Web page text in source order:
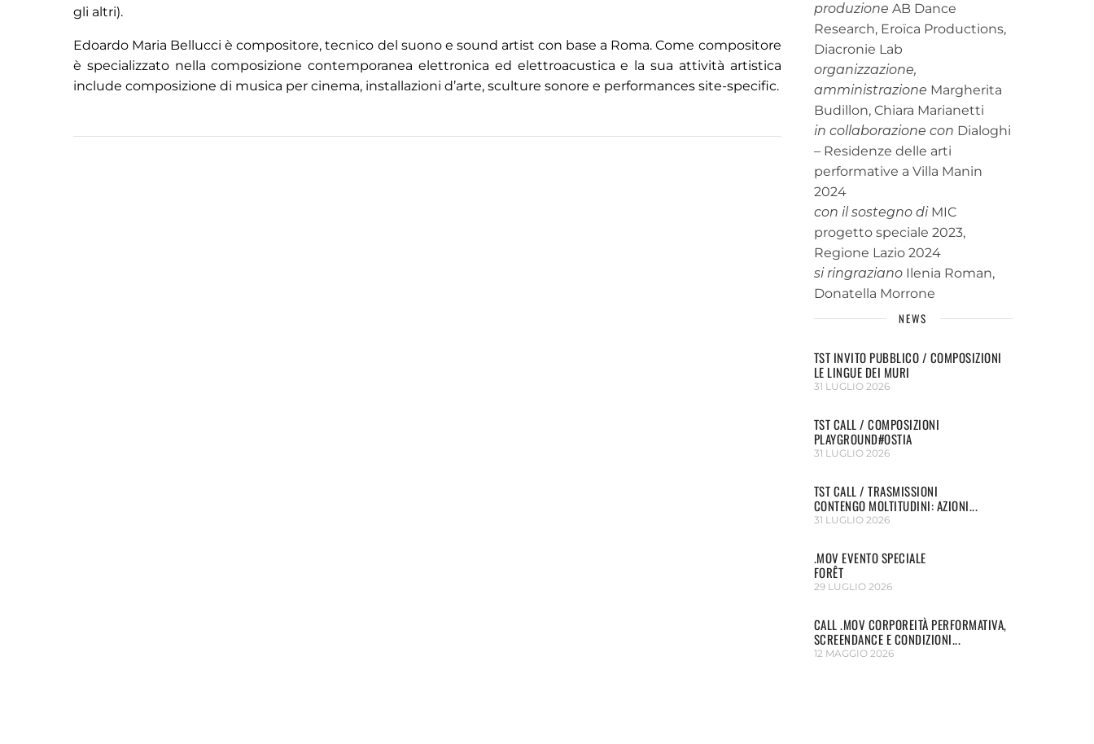
gli altri).
Edoardo Maria Bellucci è compositore, tecnico del suono e sound artist con base a Roma. Come compositore
è specializzato nella composizione contemporanea elettronica ed elettroacustica e la sua attività artistica
include composizione di musica per cinema, installazioni d’arte, sculture sonore e performances site-specific.
produzione AB Dance
Research, Eroïca Productions,
Diacronie Lab
organizzazione,
amministrazione Margherita
Budillon, Chiara Marianetti
in collaborazione con Dialoghi
– Residenze delle arti
performative a Villa Manin
2024
con il sostegno diMIC
progetto speciale 2023,
Regione Lazio 2024
si ringrazianoIlenia Roman,
Donatella Morrone
NEWS
TST INVITO PUBBLICO / COMPOSIZIONI
LE LINGUE DEI MURI
31 LUGLIO 2026
TST CALL / COMPOSIZIONI
PLAYGROUND#OSTIA
31 LUGLIO 2026
TST CALL / TRASMISSIONI
CONTENGO MOLTITUDINI: AZIONI...
31 LUGLIO 2026
.MOV EVENTO SPECIALE
FORÊT
29 LUGLIO 2026
CALL .MOV CORPOREITÀ PERFORMATIVA,
SCREENDANCE E CONDIZIONI...
12 MAGGIO 2026